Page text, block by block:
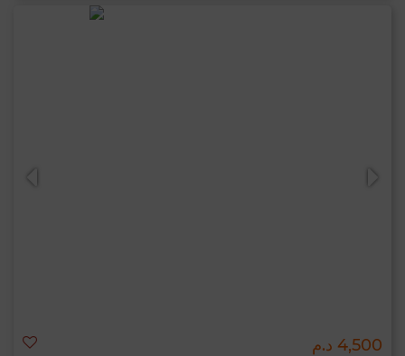
4,500 د.م